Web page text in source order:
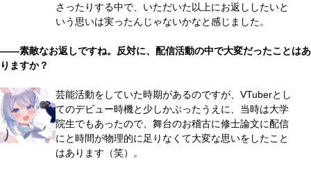
さったりする中で、いただいた以上にお返ししたいと
いう思いは実ったんじゃないかなと感じました。
――素敵なお返しですね。反対に、配信活動の中で大変だったことはあ
りますか？
芸能活動をしていた時期があるのですが、VTuberとし
てのデビュー時機と少しかぶったうえに、当時は大学
院生でもあったので、舞台のお稽古に修士論文に配信
にと時間が物理的に足りなくて大変な思いをしたこと
はあります（笑）。